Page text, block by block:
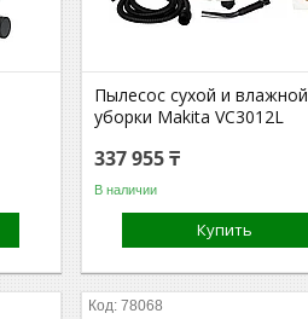
Пылесос сухой и влажной
уборки Makita VC3012L
337 955 ₸
В наличии
Купить
78068